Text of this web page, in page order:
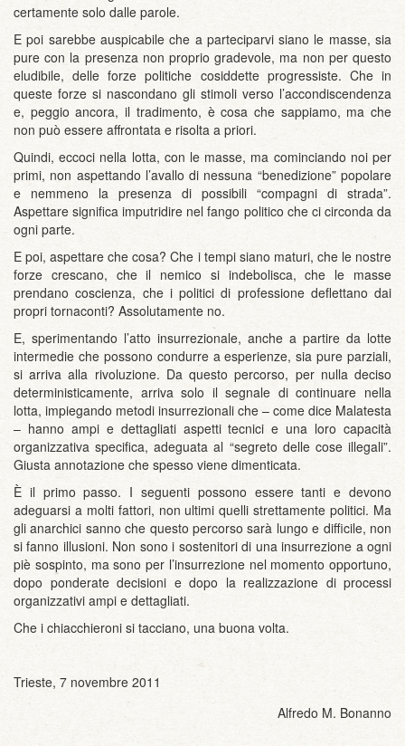
certamente solo dalle parole.
E poi sarebbe auspicabile che a parteciparvi siano le masse, sia
pure con la presenza non proprio gradevole, ma non per questo
eludibile, delle forze politiche cosiddette progressiste. Che in
queste forze si nascondano gli stimoli verso l’accondiscendenza
e, peggio ancora, il tradimento, è cosa che sappiamo, ma che
non può essere affrontata e risolta a priori.
Quindi, eccoci nella lotta, con le masse, ma cominciando noi per
primi, non aspettando l’avallo di nessuna “benedizione” popolare
e nemmeno la presenza di possibili “compagni di strada”.
Aspettare significa imputridire nel fango politico che ci circonda da
ogni parte.
E poi, aspettare che cosa? Che i tempi siano maturi, che le nostre
forze crescano, che il nemico si indebolisca, che le masse
prendano coscienza, che i politici di professione deflettano dai
propri tornaconti? Assolutamente no.
E, sperimentando l’atto insurrezionale, anche a partire da lotte
intermedie che possono condurre a esperienze, sia pure parziali,
si arriva alla rivoluzione. Da questo percorso, per nulla deciso
deterministicamente, arriva solo il segnale di continuare nella
lotta, impiegando metodi insurrezionali che – come dice Malatesta
– hanno ampi e dettagliati aspetti tecnici e una loro capacità
organizzativa specifica, adeguata al “segreto delle cose illegali”.
Giusta annotazione che spesso viene dimenticata.
È il primo passo. I seguenti possono essere tanti e devono
adeguarsi a molti fattori, non ultimi quelli strettamente politici. Ma
gli anarchici sanno che questo percorso sarà lungo e difficile, non
si fanno illusioni. Non sono i sostenitori di una insurrezione a ogni
piè sospinto, ma sono per l’insurrezione nel momento opportuno,
dopo ponderate decisioni e dopo la realizzazione di processi
organizzativi ampi e dettagliati.
Che i chiacchieroni si tacciano, una buona volta.
Trieste, 7 novembre 2011
Alfredo M. Bonanno